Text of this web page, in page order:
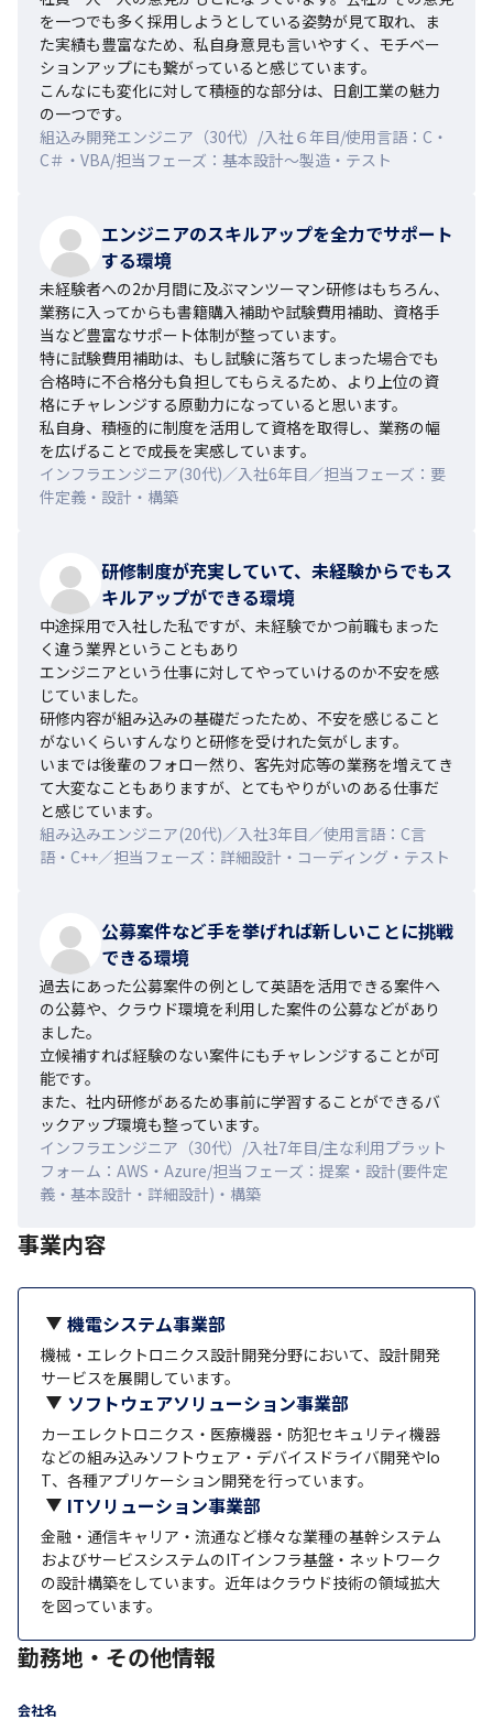
を一つでも多く採用しようとしている姿勢が見て取れ、ま
た実績も豊富なため、私自身意見も言いやすく、モチベー
ションアップにも繋がっていると感じています。
こんなにも変化に対して積極的な部分は、日創工業の魅力
の一つです。
組込み開発エンジニア（30代）/入社６年目/使用言語：C・
C＃・VBA/担当フェーズ：基本設計～製造・テスト
エンジニアのスキルアップを全力でサポート
する環境
未経験者への2か月間に及ぶマンツーマン研修はもちろん、
業務に入ってからも書籍購入補助や試験費用補助、資格手
当など豊富なサポート体制が整っています。
特に試験費用補助は、もし試験に落ちてしまった場合でも
合格時に不合格分も負担してもらえるため、より上位の資
格にチャレンジする原動力になっていると思います。
私自身、積極的に制度を活用して資格を取得し、業務の幅
を広げることで成長を実感しています。
インフラエンジニア(30代)／入社6年目／担当フェーズ：要
件定義・設計・構築
研修制度が充実していて、未経験からでもス
キルアップができる環境
中途採用で入社した私ですが、未経験でかつ前職もまった
く違う業界ということもあり
エンジニアという仕事に対してやっていけるのか不安を感
じていました。
研修内容が組み込みの基礎だったため、不安を感じること
がないくらいすんなりと研修を受けれた気がします。
いまでは後輩のフォロー然り、客先対応等の業務を増えてき
て大変なこともありますが、とてもやりがいのある仕事だ
と感じています。
組み込みエンジニア(20代)／入社3年目／使用言語：C言
語・C++／担当フェーズ：詳細設計・コーディング・テスト
公募案件など手を挙げれば新しいことに挑戦
できる環境
過去にあった公募案件の例として英語を活用できる案件へ
の公募や、クラウド環境を利用した案件の公募などがあり
ました。
立候補すれば経験のない案件にもチャレンジすることが可
能です。
また、社内研修があるため事前に学習することができるバ
ックアップ環境も整っています。
インフラエンジニア（30代）/入社7年目/主な利用プラット
フォーム：AWS・Azure/担当フェーズ：提案・設計(要件定
義・基本設計・詳細設計)・構築
事業内容
機電システム事業部
機械・エレクトロニクス設計開発分野において、設計開発
サービスを展開しています。
ソフトウェアソリューション事業部
カーエレクトロニクス・医療機器・防犯セキュリティ機器
などの組み込みソフトウェア・デバイスドライバ開発やIo
T、各種アプリケーション開発を行っています。
ITソリューション事業部
金融・通信キャリア・流通など様々な業種の基幹システム
およびサービスシステムのITインフラ基盤・ネットワーク
の設計構築をしています。近年はクラウド技術の領域拡大
を図っています。
勤務地・その他情報
会社名